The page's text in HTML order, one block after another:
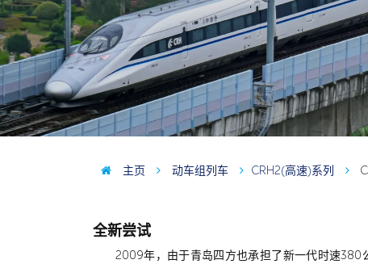
主页 动车组列车 CRH2(高速)系列
全新尝试
2009年，由于青岛四方也承担了新一代时速380